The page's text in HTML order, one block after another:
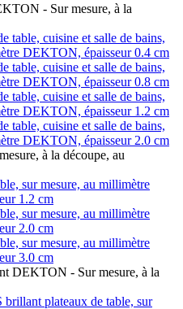
- Sur mesure, à la
table, cuisine et salle de bains,
DEKTON, épaisseur 0.4 cm
table, cuisine et salle de bains,
DEKTON, épaisseur 0.8 cm
table, cuisine et salle de bains,
DEKTON, épaisseur 1.2 cm
table, cuisine et salle de bains,
DEKTON, épaisseur 2.0 cm
à la découpe, au
sur mesure, au millimètre
1.2 cm
sur mesure, au millimètre
2.0 cm
sur mesure, au millimètre
3.0 cm
DEKTON - Sur mesure, à la
plateaux de table, sur